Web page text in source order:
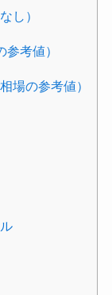
し）
考値）
場の参考値）